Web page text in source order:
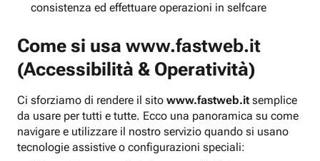
consistenza ed effettuare operazioni in selfcare
Come si usa www.fastweb.it
(Accessibilità & Operatività)
Ci sforziamo di rendere il sito www.fastweb.it semplice
da usare per tutti e tutte. Ecco una panoramica su come
navigare e utilizzare il nostro servizio quando si usano
tecnologie assistive o configurazioni speciali: